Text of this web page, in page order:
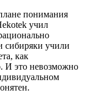
понимания
учил
сибиряки учили
как
И это невозможно